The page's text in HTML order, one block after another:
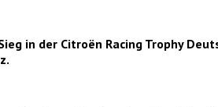
in der Citroën Racing Trophy